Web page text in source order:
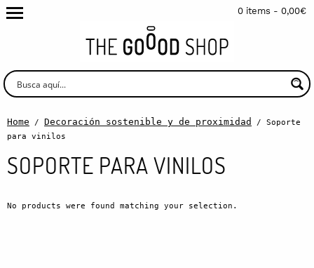
0 items - 0,00€
Home / Decoración sostenible y de proximidad
/ Soporte
para vinilos
SOPORTE PARA VINILOS
No products were found matching your selection.